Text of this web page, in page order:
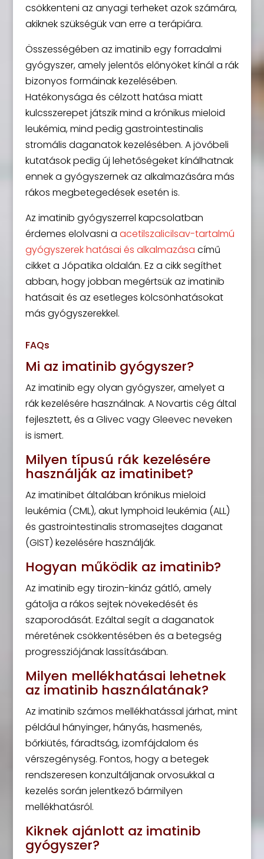
csökkenteni az anyagi terheket azok számára,
akiknek szükségük van erre a terápiára.
Összességében az imatinib egy forradalmi
gyógyszer, amely jelentős előnyöket kínál a rák
bizonyos formáinak kezelésében.
Hatékonysága és célzott hatása miatt
kulcsszerepet játszik mind a krónikus mieloid
leukémia, mind pedig gastrointestinalis
stromális daganatok kezelésében. A jövőbeli
kutatások pedig új lehetőségeket kínálhatnak
ennek a gyógyszernek az alkalmazására más
rákos megbetegedések esetén is.
Az imatinib gyógyszerrel kapcsolatban
érdemes elolvasni a acetilszalicilsav-tartalmú
gyógyszerek hatásai és alkalmazása című
cikket a Jópatika oldalán. Ez a cikk segíthet
abban, hogy jobban megértsük az imatinib
hatásait és az esetleges kölcsönhatásokat
más gyógyszerekkel.
FAQs
Mi az imatinib gyógyszer?
Az imatinib egy olyan gyógyszer, amelyet a
rák kezelésére használnak. A Novartis cég által
fejlesztett, és a Glivec vagy Gleevec neveken
is ismert.
Milyen típusú rák kezelésére
használják az imatinibet?
Az imatinibet általában krónikus mieloid
leukémia (CML), akut lymphoid leukémia (ALL)
és gastrointestinalis stromasejtes daganat
(GIST) kezelésére használják.
Hogyan működik az imatinib?
Az imatinib egy tirozin-kináz gátló, amely
gátolja a rákos sejtek növekedését és
szaporodását. Ezáltal segít a daganatok
méretének csökkentésében és a betegség
progressziójának lassításában.
Milyen mellékhatásai lehetnek
az imatinib használatának?
Az imatinib számos mellékhatással járhat, mint
például hányinger, hányás, hasmenés,
bőrkiütés, fáradtság, izomfájdalom és
vérszegénység. Fontos, hogy a betegek
rendszeresen konzultáljanak orvosukkal a
kezelés során jelentkező bármilyen
mellékhatásról.
Kiknek ajánlott az imatinib
gyógyszer?